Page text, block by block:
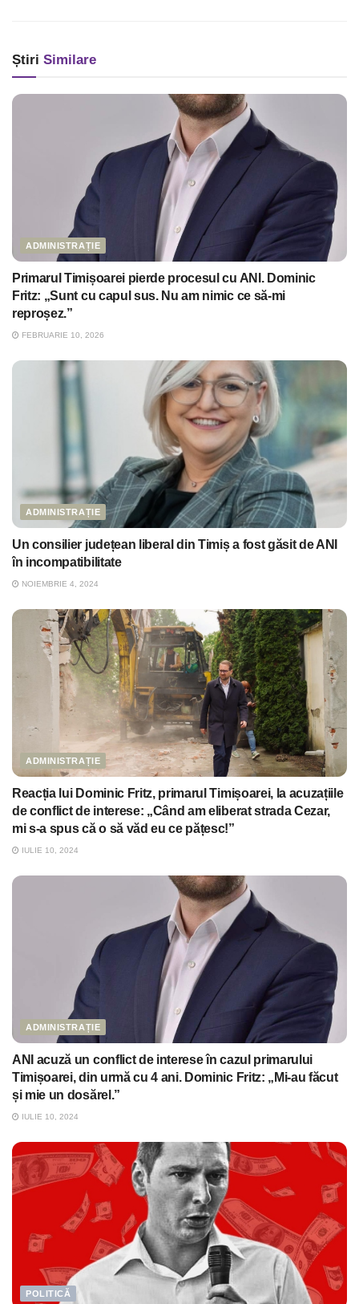
Știri Similare
ADMINISTRAȚIE
Primarul Timișoarei pierde procesul cu ANI. Dominic
Fritz: „Sunt cu capul sus. Nu am nimic ce să-mi
reproșez.”
FEBRUARIE 10, 2026
ADMINISTRAȚIE
Un consilier județean liberal din Timiș a fost găsit de ANI
în incompatibilitate
NOIEMBRIE 4, 2024
ADMINISTRAȚIE
Reacția lui Dominic Fritz, primarul Timișoarei, la acuzațiile
de conflict de interese: „Când am eliberat strada Cezar,
mi s-a spus că o să văd eu ce pățesc!”
IULIE 10, 2024
ADMINISTRAȚIE
ANI acuză un conflict de interese în cazul primarului
Timișoarei, din urmă cu 4 ani. Dominic Fritz: „Mi-au făcut
și mie un dosărel.”
IULIE 10, 2024
POLITICĂ